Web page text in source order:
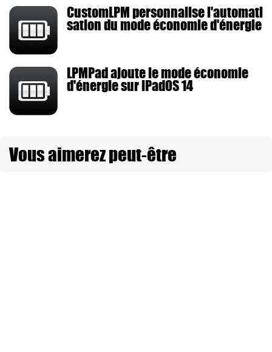
CustomLPM personnalise l'automati
sation du mode économie d'énergie
LPMPad ajoute le mode économie
d'énergie sur iPadOS 14
Vous aimerez peut-être